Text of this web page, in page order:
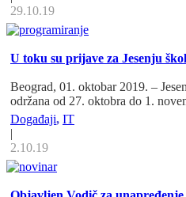
29.10.19
U toku su prijave za Jesenju
Beograd, 01. oktobar 2019. –
održana od 27. oktobra do 1.
Događaji, IT
|
2.10.19